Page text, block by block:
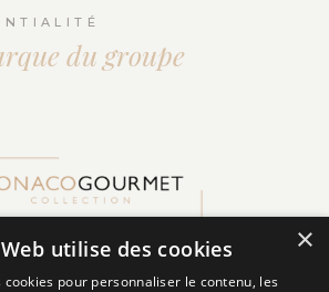
du groupe
en contact ×
utilise des cookies
cookies pour personnaliser le contenu, les